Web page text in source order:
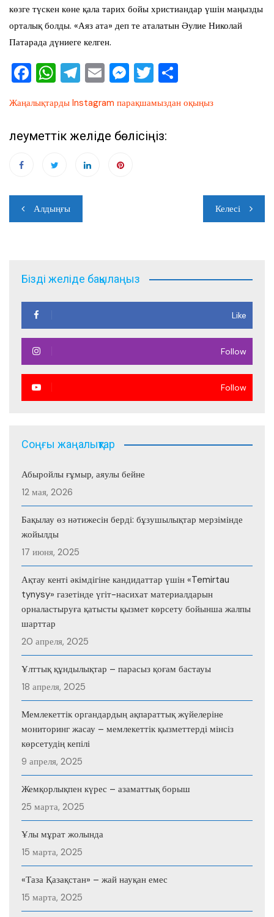
көзге түскен көне қала тарих бойы христиандар үшін маңызды
орталық болды. «Аяз ата» деп те аталатын Әулие Николай
Патарада дүниеге келген.
F
c
e
o
k
W
at
s
p
p
T
el
e
gr
m
E
ai
l
M
ss
e
T
tt
er
ра
Жаңалықтарды Instagram парақшамыздан оқыңыз
Әлеуметтік желіде бөлісіңіз:
Навигация
по
Алдыңғы Келесі
Бізді желіде бақылаңыз
Like
Follow
Follow
Соңғы жаңалықтар
Абыройлы ғұмыр, аяулы бейне
12 мая, 2026
Бақылау өз нәтижесін берді: бұзушылықтар мерзімінде
жойылды
17 июня, 2025
Ақтау кенті әкімдігіне кандидаттар үшін «Temirtau
tynysy» газетінде үгіт-насихат материалдарын
орналастыруға қатысты қызмет көрсету бойынша жалпы
шарттар
20 апреля, 2025
Ұлттық құндылықтар – парасыз қоғам бастауы
18 апреля, 2025
Мемлекеттік органдардың ақпараттық жүйелеріне
мониторинг жасау – мемлекеттік қызметтерді мінсіз
көрсетудің кепілі
9 апреля, 2025
Жемқорлықпен күрес – азаматтық борыш
25 марта, 2025
Ұлы мұрат жолында
15 марта, 2025
«Таза Қазақстан» – жай науқан емес
15 марта, 2025